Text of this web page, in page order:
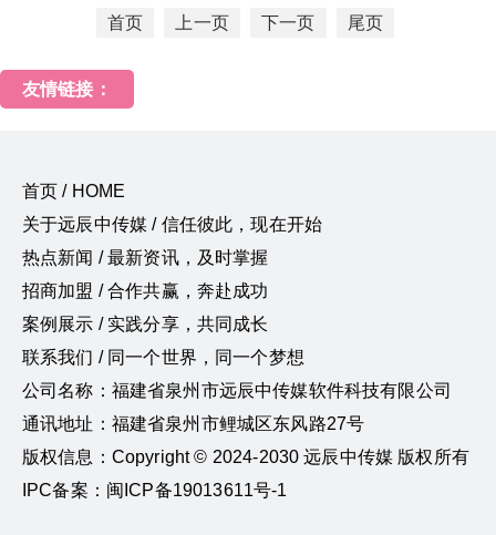
首页 上一页 下一页 尾页
友情链接：
首页 / HOME
关于远辰中传媒 / 信任彼此，现在开始
热点新闻 / 最新资讯，及时掌握
招商加盟 / 合作共赢，奔赴成功
案例展示 / 实践分享，共同成长
联系我们 / 同一个世界，同一个梦想
公司名称：福建省泉州市远辰中传媒软件科技有限公司
通讯地址：福建省泉州市鲤城区东风路27号
版权信息：Copyright © 2024-2030 远辰中传媒 版权所有
IPC备案：闽ICP备19013611号-1